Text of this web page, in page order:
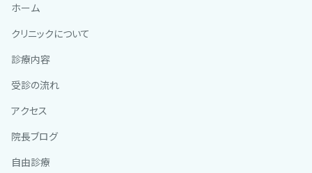
ホーム
クリニックについて
診療内容
受診の流れ
アクセス
院長ブログ
自由診療